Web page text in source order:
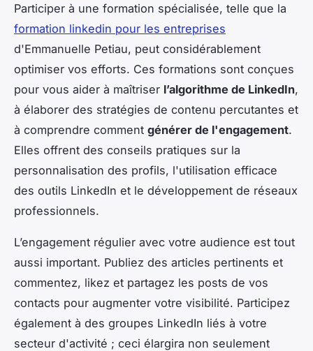
Participer à une formation spécialisée, telle que la
formation linkedin pour les entreprises
d'Emmanuelle Petiau, peut considérablement
optimiser vos efforts. Ces formations sont conçues
pour vous aider à maîtriser l’algorithme de LinkedIn,
à élaborer des stratégies de contenu percutantes et
à comprendre comment générer de l'engagement.
Elles offrent des conseils pratiques sur la
personnalisation des profils, l'utilisation efficace
des outils LinkedIn et le développement de réseaux
professionnels.
L’engagement régulier avec votre audience est tout
aussi important. Publiez des articles pertinents et
commentez, likez et partagez les posts de vos
contacts pour augmenter votre visibilité. Participez
également à des groupes LinkedIn liés à votre
secteur d'activité ; ceci élargira non seulement